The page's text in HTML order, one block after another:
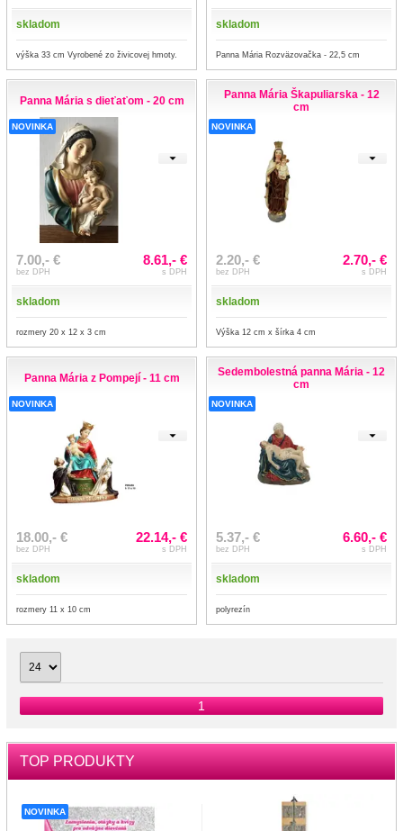
skladom
výška 33 cm Vyrobené zo živicovej hmoty.
skladom
Panna Mária Rozväzovačka - 22,5 cm
Panna Mária s dieťaťom - 20 cm
NOVINKA
7.00,- €
bez DPH
8.61,- €
s DPH
skladom
rozmery 20 x 12 x 3 cm
Panna Mária Škapuliarska - 12
cm
NOVINKA
2.20,- €
bez DPH
2.70,- €
s DPH
skladom
Výška 12 cm x šírka 4 cm
Panna Mária z Pompejí - 11 cm
NOVINKA
18.00,- €
bez DPH
22.14,- €
s DPH
skladom
rozmery 11 x 10 cm
Sedembolestná panna Mária - 12
cm
NOVINKA
5.37,- €
bez DPH
6.60,- €
s DPH
skladom
polyrezín
1
TOP PRODUKTY
NOVINKA